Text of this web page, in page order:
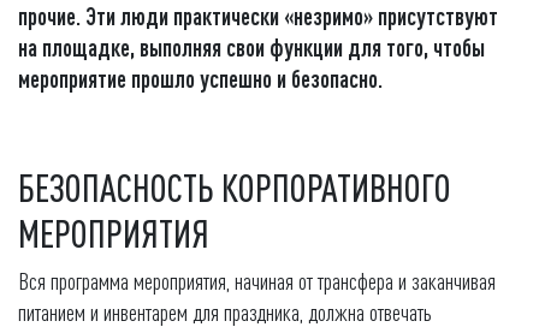
прочие. Эти люди практически «незримо» присутствуют
на площадке, выполняя свои функции для того, чтобы
мероприятие прошло успешно и безопасно.
БЕЗОПАСНОСТЬ КОРПОРАТИВНОГО
МЕРОПРИЯТИЯ
Вся программа мероприятия, начиная от трансфера и заканчивая
питанием и инвентарем для праздника, должна отвечать